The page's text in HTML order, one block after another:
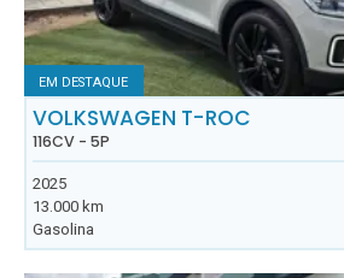
EM DESTAQUE
VOLKSWAGEN T-ROC
116CV - 5P
2025
13.000 km
Gasolina